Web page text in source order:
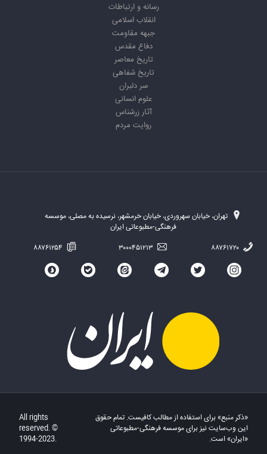
رسانه و ارتباطات
انقلاب اسلامی
جبهه مقاومت
دفاع مقدس
تاریخ معاصر
تاریخ شفاهی
سر دلبران
علوم انسانی
آثار زرشناس
روایت مردم
تهران، خیابان سهروردی، خیابان خرمشهر، نرسیده به مصلی، موسسه
فرهنگی-مطبوعاتی ایران
«ذکر منبع» برای استفاده از مطالب کافیست. تمام حقوق
این وب‌سایت نیز برای موسسه فرهنگی-مطبوعاتی
«ایران» است.
All rights
reserved. ©
1994-2023.